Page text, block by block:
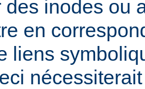
des inodes ou
en
liens